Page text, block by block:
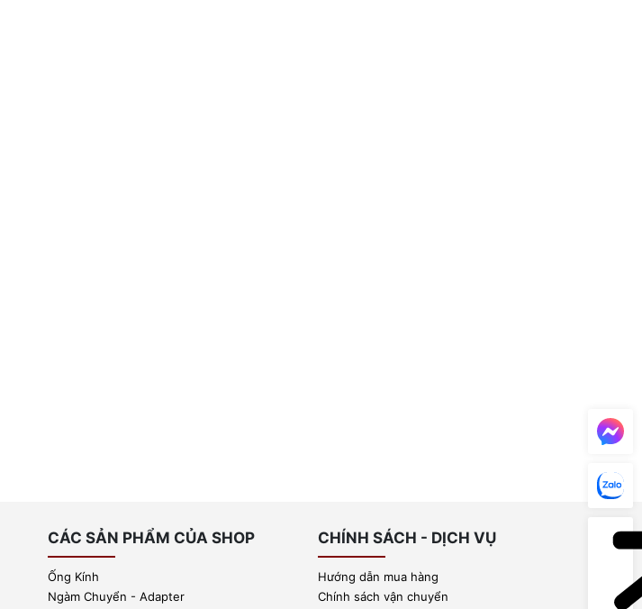
CÁC SẢN PHẨM CỦA SHOP
Ống Kính
Ngàm Chuyển - Adapter
CHÍNH SÁCH - DỊCH VỤ
Hướng dẫn mua hàng
Chính sách vận chuyển